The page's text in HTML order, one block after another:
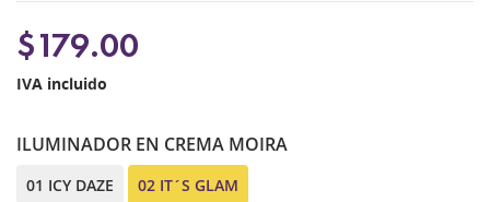
$179.00
IVA incluido
ILUMINADOR EN CREMA MOIRA
01 ICY DAZE 02 IT´S GLAM